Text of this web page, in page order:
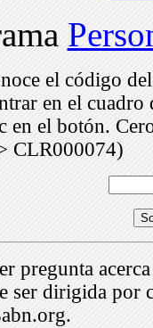
el código
en el
en el botón.
CLR000074)
pregunta
ser dirigida por